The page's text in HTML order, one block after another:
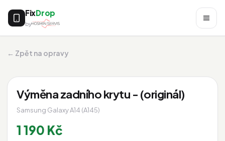
FixDrop
by
← Zpět na opravy
Výměna zadního krytu - (originál)
Samsung Galaxy A14 (A145)
1 190 Kč